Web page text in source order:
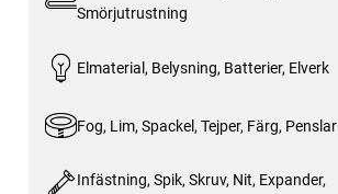
Smörjutrustning
Elmaterial, Belysning, Batterier, Elverk
Fog, Lim, Spackel, Tejper, Färg, Penslar
Infästning, Spik, Skruv, Nit, Expander,